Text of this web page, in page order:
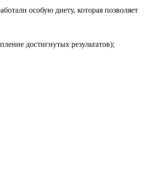
особую диету, которая позволяет
достигнутых результатов);